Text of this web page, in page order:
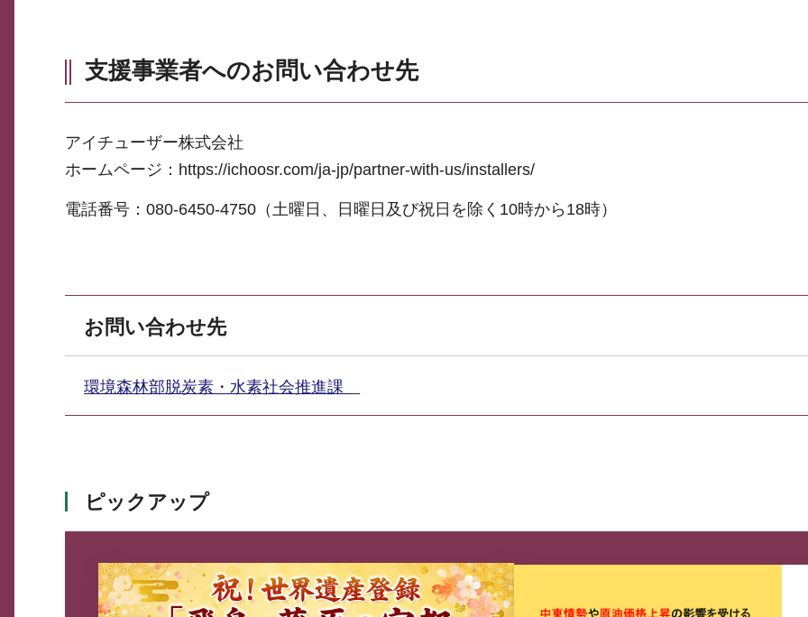
支援事業者へのお問い合わせ先
アイチューザー株式会社
ホームページ：https://ichoosr.com/ja-jp/partner-with-us/installers/
電話番号：080-6450-4750（土曜日、日曜日及び祝日を除く10時から18時）
お問い合わせ先
環境森林部脱炭素・水素社会推進課
ピックアップ